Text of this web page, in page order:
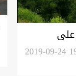
2019-09-24